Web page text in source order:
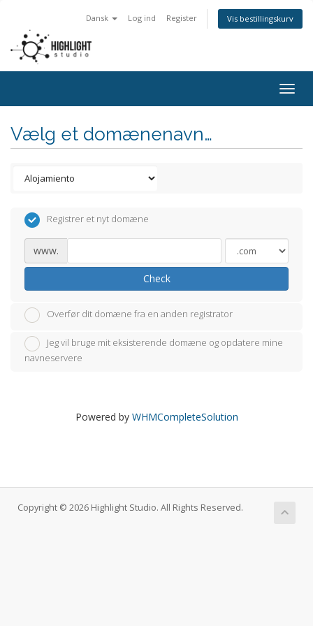
Dansk Log ind Register Vis bestillingskurv
Vælg et domænenavn…
Registrer et nyt domæne
www.
Check
Overfør dit domæne fra en anden registrator
Jeg vil bruge mit eksisterende domæne og opdatere mine
navneservere
Powered by WHMCompleteSolution
Copyright © 2026 Highlight Studio. All Rights Reserved.